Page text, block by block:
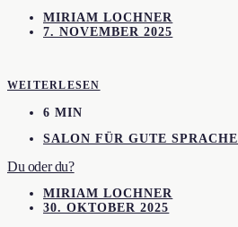
MIRIAM LOCHNER
7. NOVEMBER 2025
WEITERLESEN
6 MIN
SALON FÜR GUTE SPRACHE
Du oder du?
MIRIAM LOCHNER
30. OKTOBER 2025